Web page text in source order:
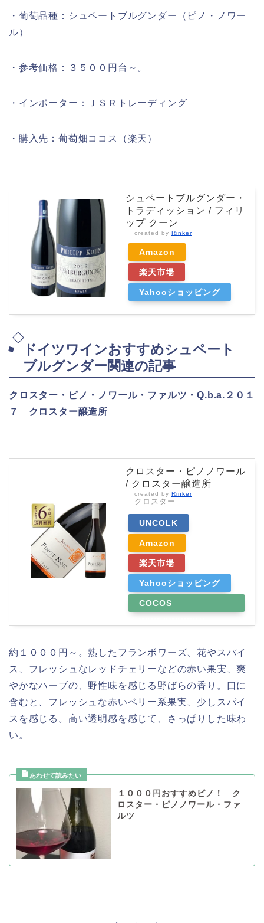
・葡萄品種：シュペートブルグンダー（ピノ・ノワー
ル）
・参考価格：３５００円台～。
・インポーター：ＪＳＲトレーディング
・購入先：葡萄畑ココス（楽天）
シュペートブルグンダー・
トラディッション / フィリ
ップ クーン
created by Rinker
Amazon
楽天市場
Yahooショッピング
ドイツワインおすすめシュペート
ブルグンダー関連の記事
クロスター・ピノ・ノワール・ファルツ・Q.b.a.２０１
７ クロスター醸造所
クロスター・ピノノワール
/ クロスター醸造所
created by Rinker
クロスター
UNCOLK
Amazon
楽天市場
Yahooショッピング
COCOS
約１０００円～。熟したフランボワーズ、花やスパイ
ス、フレッシュなレッドチェリーなどの赤い果実、爽
やかなハーブの、野性味を感じる野ばらの香り。口に
含むと、フレッシュな赤いベリー系果実、少しスパイ
スを感じる。高い透明感を感じて、さっぱりした味わ
い。
１０００円おすすめピノ！ ク
ロスター・ピノノワール・ファ
ルツ